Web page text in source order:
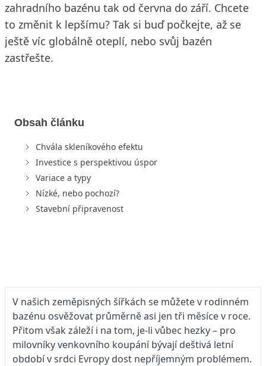
zahradního bazénu tak od června do září. Chcete
to změnit k lepšímu? Tak si buď počkejte, až se
ještě víc globálně oteplí, nebo svůj bazén
zastřešte.
Obsah článku
Chvála skleníkového efektu
Investice s perspektivou úspor
Variace a typy
Nízké, nebo pochozí?
Stavební připravenost
V našich zeměpisných šířkách se můžete v rodinném
bazénu osvěžovat průměrně asi jen tři měsíce v roce.
Přitom však záleží i na tom, je-li vůbec hezky – pro
milovníky venkovního koupání bývají deštivá letní
období v srdci Evropy dost nepříjemným problémem.